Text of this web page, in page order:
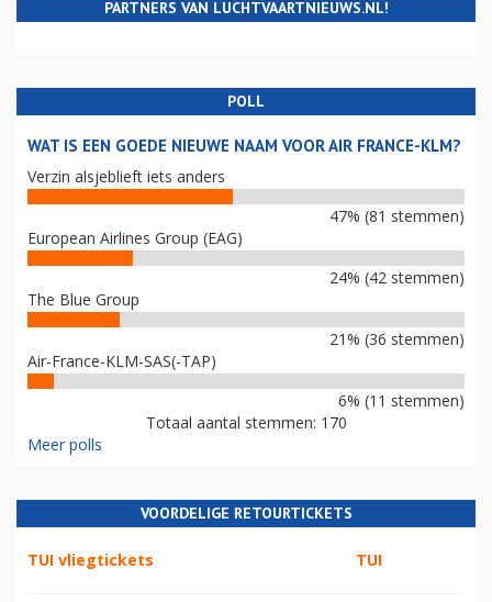
PARTNERS VAN LUCHTVAARTNIEUWS.NL!
POLL
WAT IS EEN GOEDE NIEUWE NAAM VOOR AIR FRANCE-KLM?
Verzin alsjeblieft iets anders
47% (81 stemmen)
European Airlines Group (EAG)
24% (42 stemmen)
The Blue Group
21% (36 stemmen)
Air-France-KLM-SAS(-TAP)
6% (11 stemmen)
Totaal aantal stemmen: 170
Meer polls
VOORDELIGE RETOURTICKETS
TUI vliegtickets TUI